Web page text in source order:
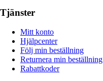
Tjänster
Mitt konto
Hjälpcenter
Följ min beställning
Returnera min beställning
Rabattkoder